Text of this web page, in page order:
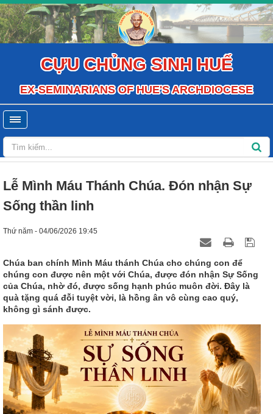
CỰU CHỦNG SINH HUẾ
EX-SEMINARIANS OF HUE'S ARCHDIOCESE
Lễ Mình Máu Thánh Chúa. Đón nhận Sự
Sống thần linh
Thứ năm - 04/06/2026 19:45
Chúa ban chính Mình Máu thánh Chúa cho chúng con để
chúng con được nên một với Chúa, được đón nhận Sự Sống
của Chúa, nhờ đó, được sống hạnh phúc muôn đời. Đây là
quà tặng quá đỗi tuyệt vời, là hồng ân vô cùng cao quý,
không gì sánh được.